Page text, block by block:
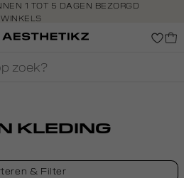
1 TOT 5 DAGEN BEZORGD
14 DAGEN IN DE WINKEL
RIVERTY, APPLE PAY &
KLEDING
& Filter